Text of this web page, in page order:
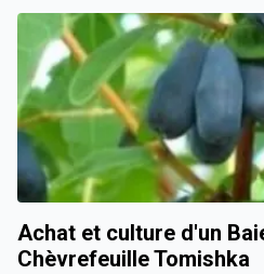
Achat et culture d'un
Chèvrefeuille Tomishka